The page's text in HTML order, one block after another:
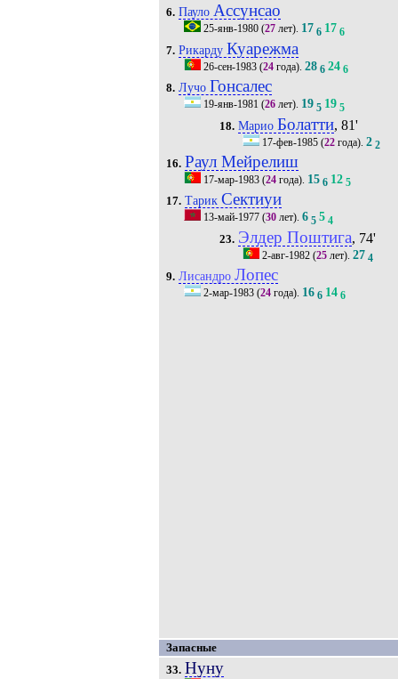
6. Пауло Ассунсао
25-янв-1980(27лет). 17 6 17 6
7. Рикарду Куарежма
26-сен-1983(24года). 28 6 24 6
8. Лучо Гонсалес
19-янв-1981 (26лет). 19 5 19 5
18. Марио Болатти, 81'
17-фев-1985 (22 года).2 2
16. Раул Мейрелиш
17-мар-1983(24года). 15 6 12 5
17. Тарик Сектиуи
13-май-1977(30лет). 6 5 5 4
23. Элдер Поштига, 74'
2-авг-1982 (25 лет).27 4
9. Лисандро Лопес
2-мар-1983(24года). 16 6 14 6
Запасные
33. Нуну